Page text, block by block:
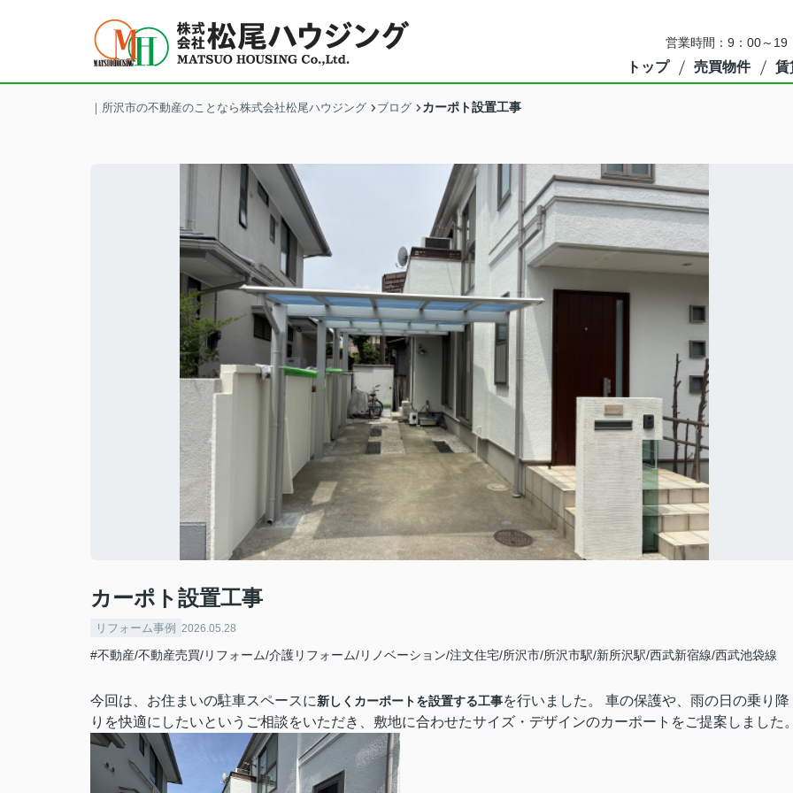
営業時間：9：00～
トップ 売買物件 賃
｜所沢市の不動産のことなら株式会社松尾ハウジング ブログ カーポト設置工事
カーポト設置工事
リフォーム事例 2026.05.28
#不動産/不動産売買/リフォーム/介護リフォーム/リノベーション/注文住宅/所沢市/所沢市駅/新所沢駅/西武新宿線/西武池袋線
今回は、お住まいの駐車スペースに新しくカーポートを設置する工事を行いました。 車の保護や、雨の日の乗り降
りを快適にしたいというご相談をいただき、敷地に合わせたサイズ・デザインのカーポートをご提案しました